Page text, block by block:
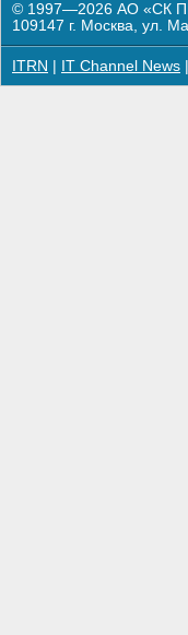
© 1997—2026 АО «СК
109147 г. Москва, ул.
ITRN IT Channel News